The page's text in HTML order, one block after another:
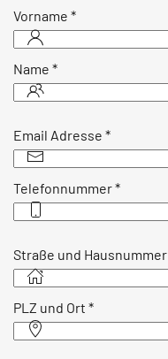
Vorname *
Name *
Email Adresse *
Telefonnummer*
Straße und Hausnummer
PLZ und Ort *